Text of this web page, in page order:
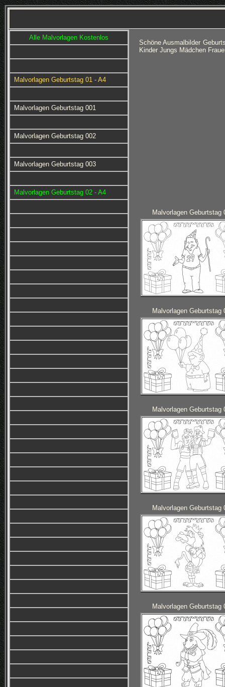
Alle Malvorlagen Kostenlos
Malvorlagen Geburtstag 01 - A4
Malvorlagen Geburtstag 001
Malvorlagen Geburtstag 002
Malvorlagen Geburtstag 003
Malvorlagen Geburtstag 02 - A4
Schöne Ausmalbilder
Kinder Jungs Mädchen
Malvorlagen Geburtstag
Malvorlagen Geburtstag
Malvorlagen Geburtstag
Malvorlagen Geburtstag
Malvorlagen Geburtstag